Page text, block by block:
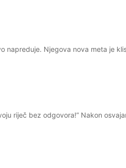
napreduje. Njegova nova meta je
riječ bez odgovora!” Nakon